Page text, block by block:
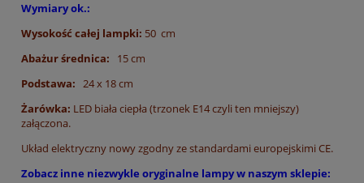
Wymiary ok.:
Wysokość całej lampki: 50 cm
Abażur średnica: 15 cm
Podstawa: 24 x 18 cm
Żarówka: LED biała ciepła (trzonek E14 czyli ten mniejszy)
załączona.
Układ elektryczny nowy zgodny ze standardami europejskimi CE.
Zobacz inne niezwykle oryginalne lampy w naszym sklepie: